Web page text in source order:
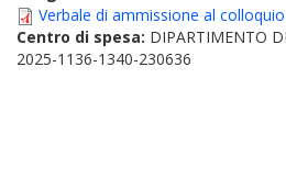
Verbale di ammissione al colloquio
Centro di spesa: DIPARTIMENTO
2025-1136-1340-230636